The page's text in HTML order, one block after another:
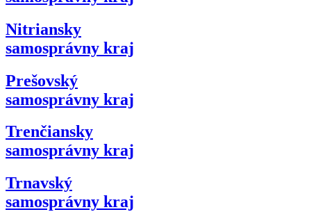
Nitriansky
samosprávny kraj
Prešovský
samosprávny kraj
Trenčiansky
samosprávny kraj
Trnavský
samosprávny kraj